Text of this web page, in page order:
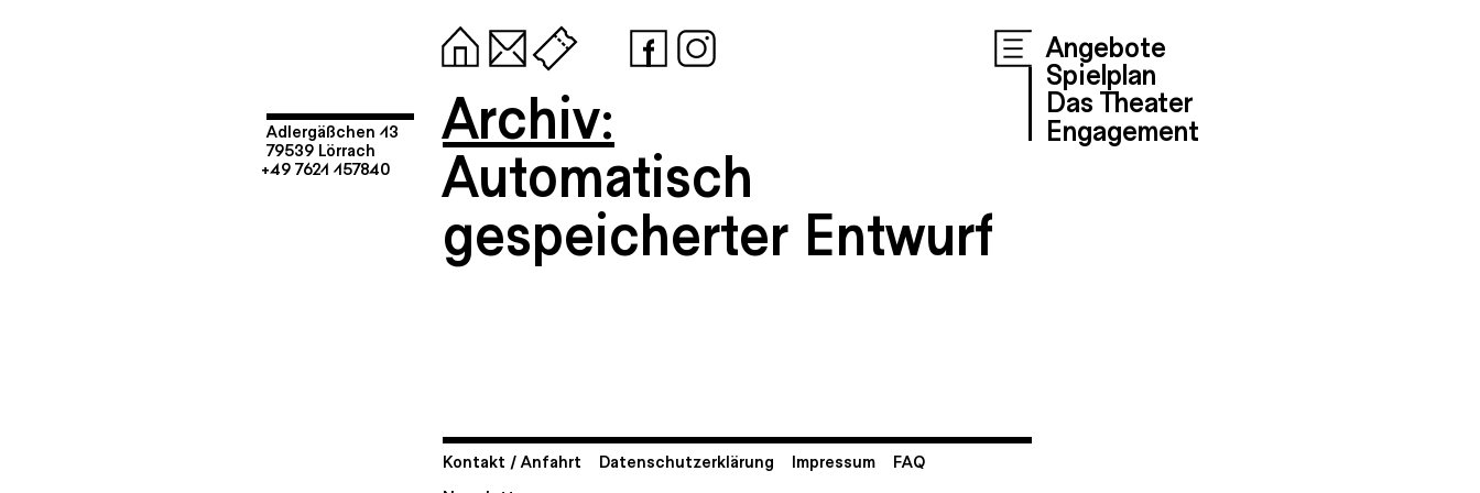
Angebote
Spielplan
Das Theater
Engagement
Adlergäßchen 13
79539 Lörrach
+49 7621 157840
Archiv:
Automatisch
gespeicherter Entwurf
Kontakt / Anfahrt Datenschutzerklärung Impressum
FAQ